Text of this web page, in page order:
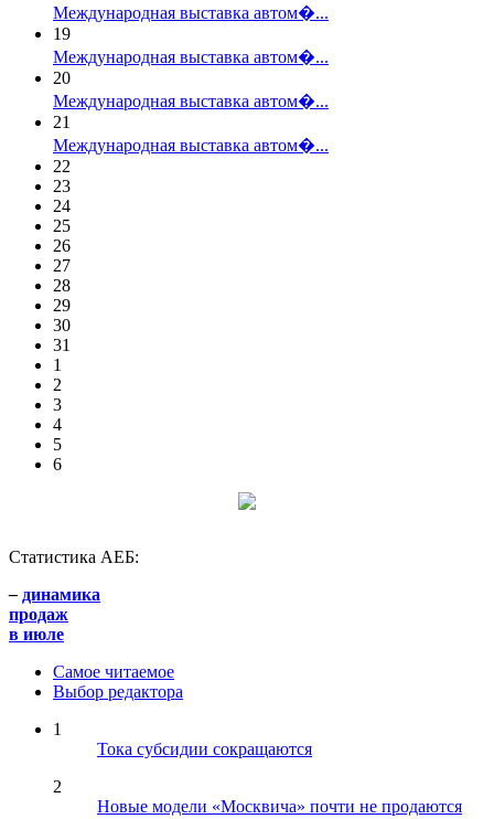
Международная выставка автом�...
19
Международная выставка автом�...
20
Международная выставка автом�...
21
Международная выставка автом�...
22
23
24
25
26
27
28
29
30
31
1
2
3
4
5
6
Статистика АЕБ:
– динамика
продаж
в июле
Самое читаемое
Выбор редактора
1
Тока субсидии сокращаются
2
Новые модели «Москвича» почти не продаются